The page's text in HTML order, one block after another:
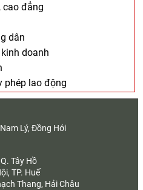
cao đẳng
dân
doanh
phép lao động
Lý, Đồng Hới
Tây Hồ
TP. Huế
Thang, Hải Châu